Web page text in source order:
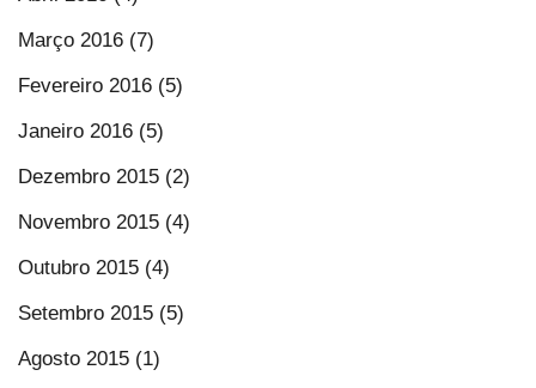
Março 2016 (7)
Fevereiro 2016 (5)
Janeiro 2016 (5)
Dezembro 2015 (2)
Novembro 2015 (4)
Outubro 2015 (4)
Setembro 2015 (5)
Agosto 2015 (1)